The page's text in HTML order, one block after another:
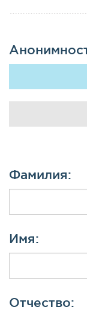
Фамилия:
Имя:
Отчество: